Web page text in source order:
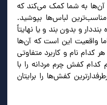
آن‌ها به شما کمک می‌کند که
لباس‌ها بپوشید.
و بدون بند و یا نهایتاً
واقعیت این است که آن‌ها
کدام نام و کاربرد متفاوتی
کدام کفش چرم مردانه را با
کفش‌ها را برایتان